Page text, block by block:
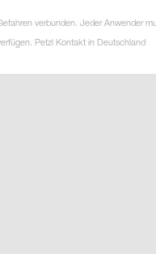
verbunden. Jeder Anwender
Petzl Kontakt in Deutschland